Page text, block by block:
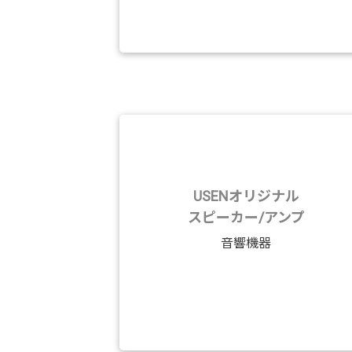
USENオリジナル
スピーカー/アンプ
音響機器